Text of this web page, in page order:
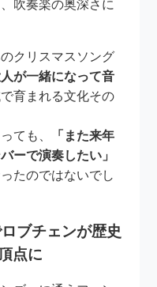
吹奏楽の奥深さに
クリスマスソング
が一緒になって音
育まれる文化その
ても、
「また来年
ーで演奏したい」
たのではないでし
ブチェンが歴史
点に